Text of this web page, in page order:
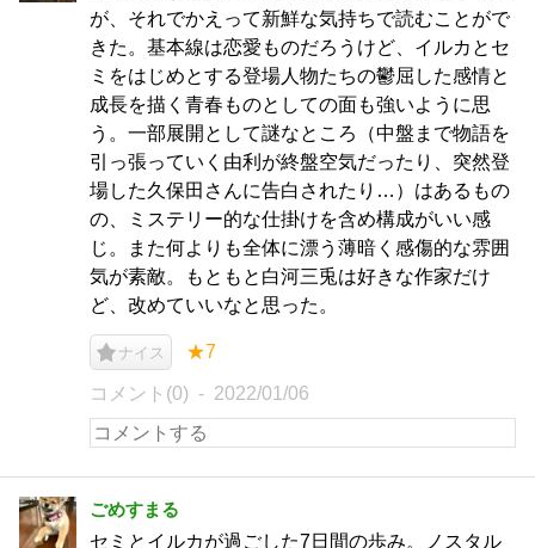
が、それでかえって新鮮な気持ちで読むことがで
きた。基本線は恋愛ものだろうけど、イルカとセ
ミをはじめとする登場人物たちの鬱屈した感情と
成長を描く青春ものとしての面も強いように思
う。一部展開として謎なところ（中盤まで物語を
引っ張っていく由利が終盤空気だったり、突然登
場した久保田さんに告白されたり…）はあるもの
の、ミステリー的な仕掛けを含め構成がいい感
じ。また何よりも全体に漂う薄暗く感傷的な雰囲
気が素敵。もともと白河三兎は好きな作家だけ
ど、改めていいなと思った。
ナイス ★7
コメント(0) 2022/01/06
ごめすまる
セミとイルカが過ごした7日間の歩み。ノスタル